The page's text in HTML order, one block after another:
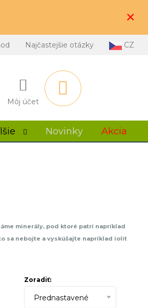
×
Najčastejšie otázky CZ
Môj účet
Novinky Akcia
minerály, pod ktoré patrí napríklad
sa nebojte a vyskúšajte napríklad iolit
Je to len a len na vás. Môžte sa hrať,
Zoradiť:
Prednastavené